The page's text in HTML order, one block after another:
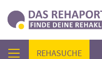
REHASUCHE